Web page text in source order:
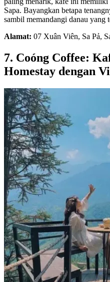
Sapa. Bayangkan betapa
sambil memandangi danau yang
Alamat: 07 Xuân Viên, Sa Pả,
7. Coóng Coffee:
Homestay dengan